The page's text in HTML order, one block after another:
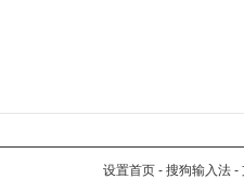
设置首页 - 搜狗输入法 -